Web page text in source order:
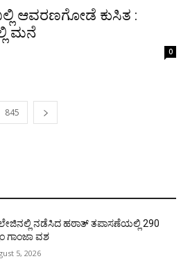
ಆವರಣಗೋಡೆ ಕುಸಿತ :
ಮನೆ
0
845
ನಡೆಸಿದ ಹಠಾತ್ ತಪಾಸಣೆಯಲ್ಲಿ 290
ಗಾಂಜಾ ವಶ
5, 2026